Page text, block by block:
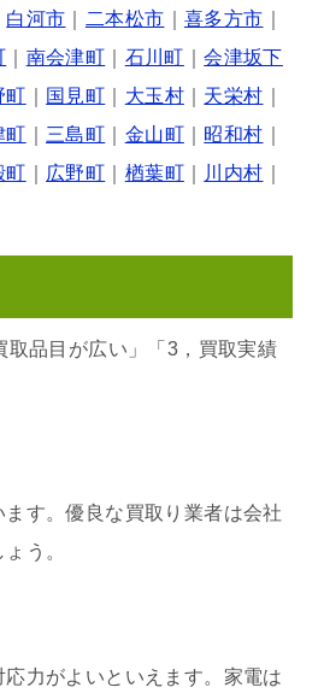
白河市 二本松市 喜多方市
南会津町 石川町 ｜会津坂下
町 国見町 大玉村｜ 天栄村
町 三島町 金山町｜ 昭和村
町 広野町 楢葉町｜ 川内村
品目が広い」「3，買取実績
す。優良な買取り業者は会社
う。
力がよいといえます。家電は